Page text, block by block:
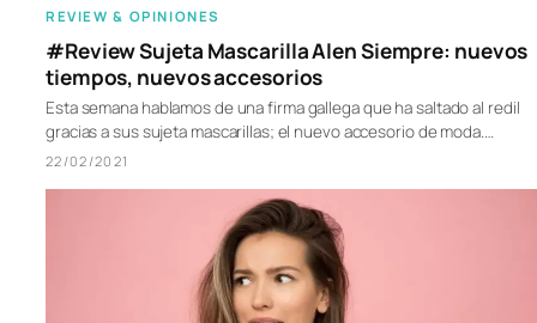
REVIEW & OPINIONES
#Review Sujeta Mascarilla Alen Siempre: nuevos
tiempos, nuevos accesorios
Esta semana hablamos de una firma gallega que ha saltado al redil
gracias a sus sujeta mascarillas; el nuevo accesorio de moda.…
22/02/2021